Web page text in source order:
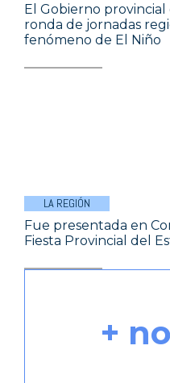
El Gobierno
ronda de jornadas
fenómeno de El Niño
LA REGIÓN
Fue presentada en
Fiesta Provincial del
+